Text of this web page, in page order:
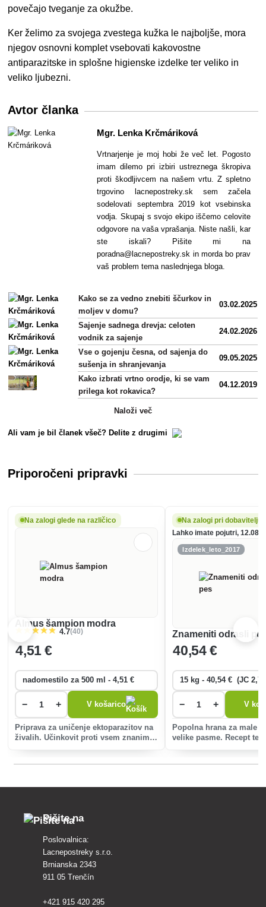
povečajo tveganje za okužbe.
Ker želimo za svojega zvestega kužka le najboljše, mora
njegov osnovni komplet vsebovati kakovostne
antiparazitske in splošne higienske izdelke ter veliko in
veliko ljubezni.
Avtor članka
Mgr. Lenka Krčmáriková
Vrtnarjenje je moj hobi že več let. Pogosto
imam dilemo pri izbiri ustreznega škropiva
proti škodljivcem na našem vrtu. Z spletno
trgovino lacnepostreky.sk sem začela
sodelovati septembra 2019 kot vsebinska
vodja. Skupaj s svojo ekipo iščemo celovite
odgovore na vaša vprašanja. Niste našli, kar
ste iskali? Pišite mi na
poradna@lacnepostreky.sk in morda bo prav
vaš problem tema naslednjega bloga.
Kako se za vedno znebiti ščurkov in
moljev v domu?
03.02.2025
Sajenje sadnega drevja: celoten
vodnik za sajenje
24.02.2026
Vse o gojenju česna, od sajenja do
sušenja in shranjevanja
09.05.2025
Kako izbrati vrtno orodje, ki se vam
prilega kot rokavica?
04.12.2019
Naloži več
Ali vam je bil članek všeč? Delite z drugimi
Priporočeni pripravki
Na zalogi glede na različico
Almus šampion modra
4.7(40)
4,51 €
− + V košarico
Priprava za uničenje ektoparazitov na
živalih. Učinkovit proti vsem znanim
Na zalogi pri dobavitelju
Lahko imate pojutri, 12.08.
Izdelek_leto_2017
Znameniti odrasli
40,54 €
− + V
Popolna hrana za male
velike pasme. Recept
Pišite na
Poslovalnica:
Lacnepostreky s.r.o.
Brnianska 2343
911 05 Trenčín
+421 915 420 295